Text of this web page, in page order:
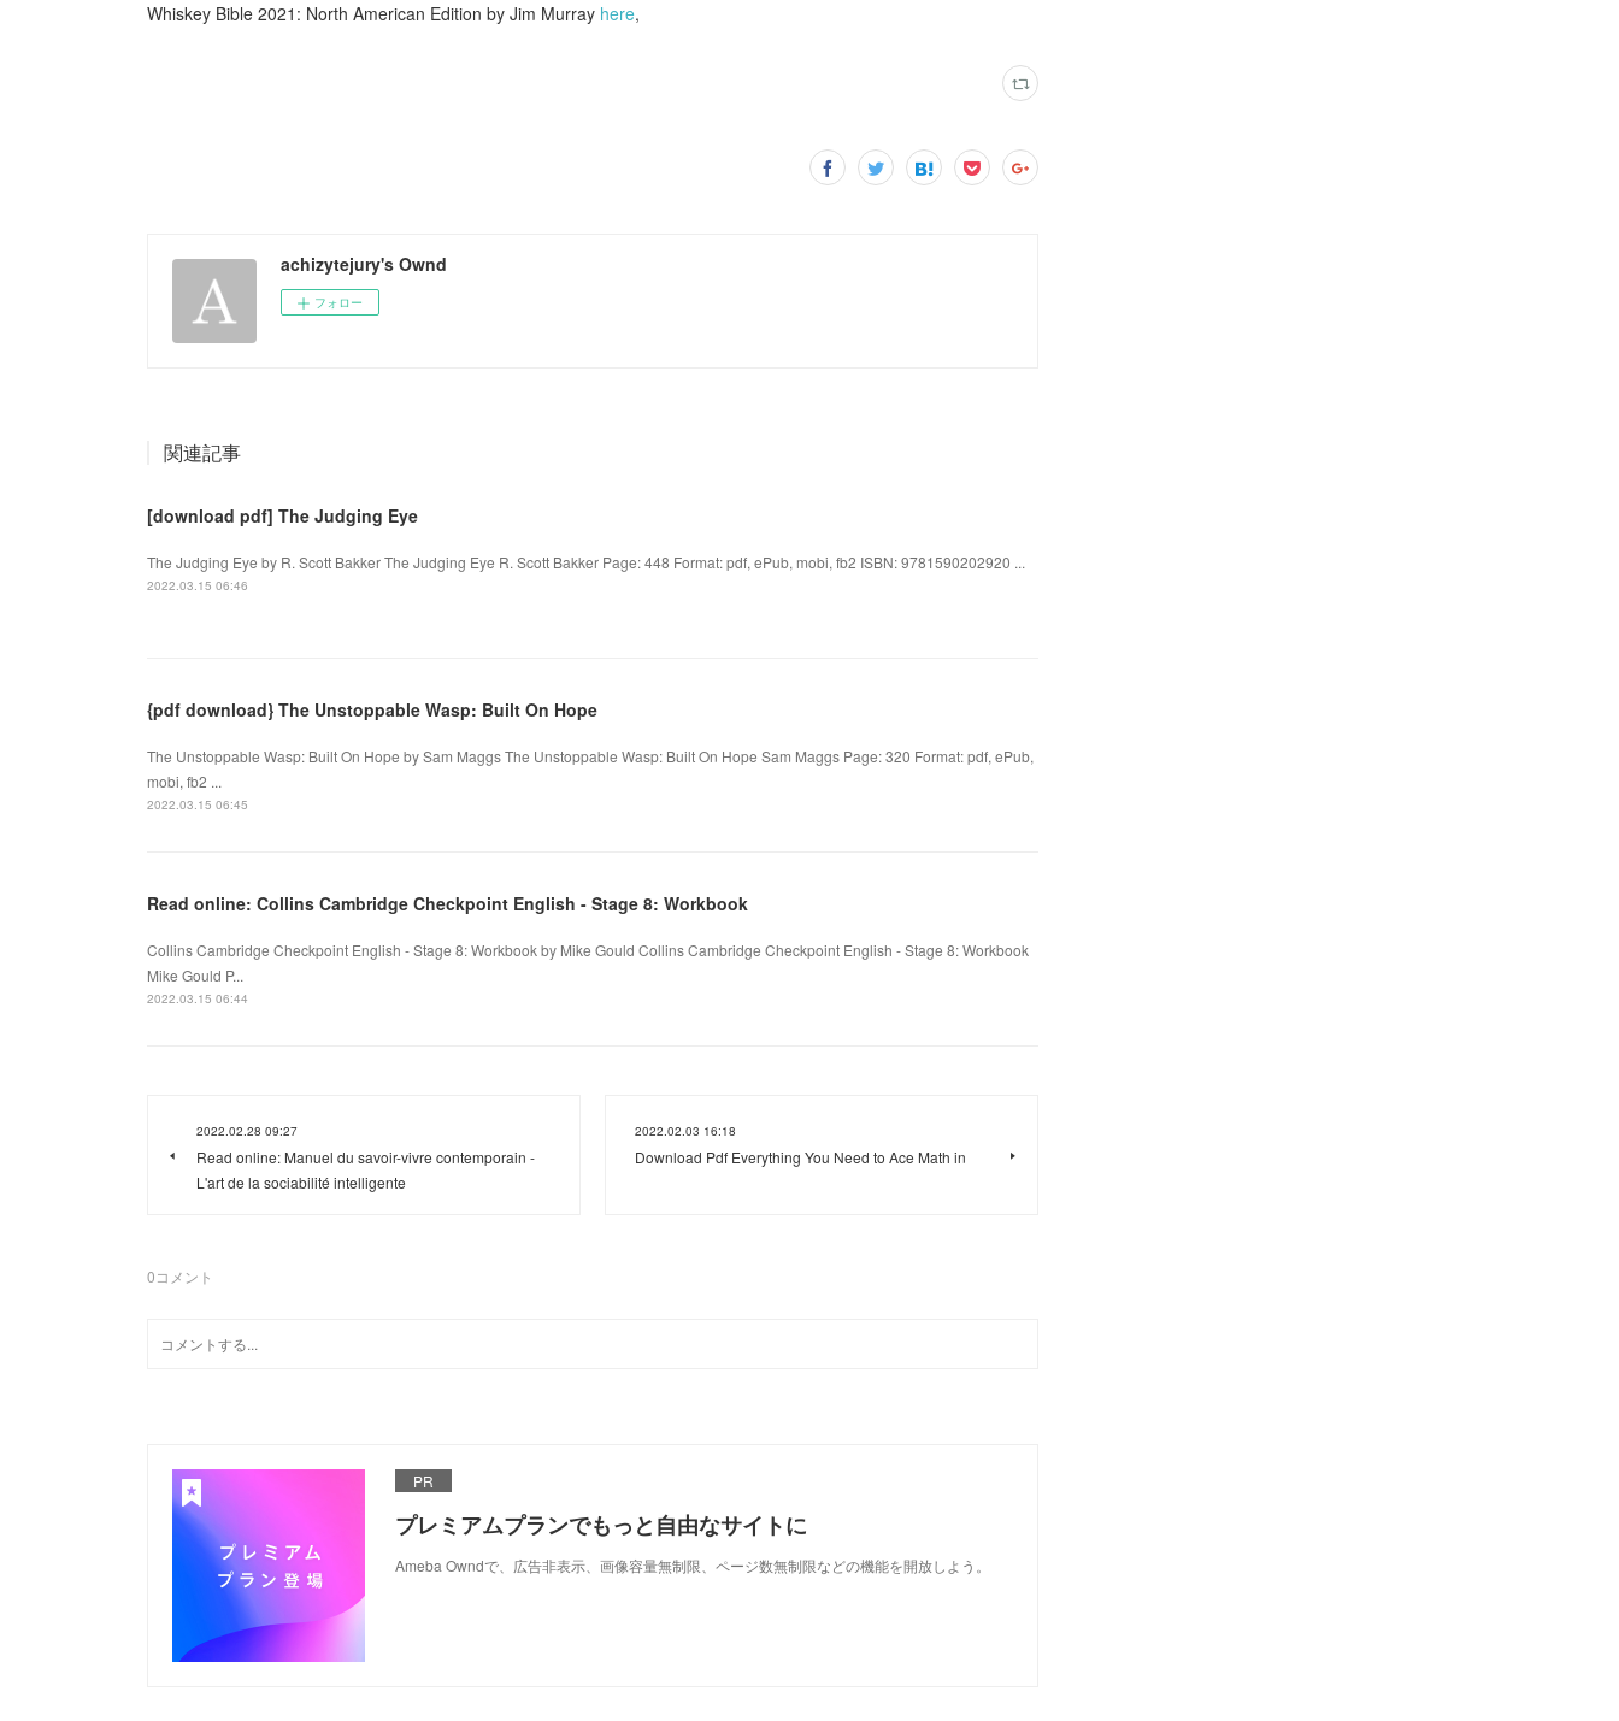
Whiskey Bible 2021: North American Edition by Jim Murray here,
achizytejury's Ownd
フォロー
関連記事
[download pdf] The Judging Eye
The Judging Eye by R. Scott Bakker The Judging Eye R. Scott Bakker Page: 448 Format: pdf, ePub, mobi, fb2 ISBN: 9781590202920 ...
2022.03.15 06:46
{pdf download} The Unstoppable Wasp: Built On Hope
The Unstoppable Wasp: Built On Hope by Sam Maggs The Unstoppable Wasp: Built On Hope Sam Maggs Page: 320 Format: pdf, ePub,
mobi, fb2 ...
2022.03.15 06:45
Read online: Collins Cambridge Checkpoint English - Stage 8: Workbook
Collins Cambridge Checkpoint English - Stage 8: Workbook by Mike Gould Collins Cambridge Checkpoint English - Stage 8: Workbook
Mike Gould P...
2022.03.15 06:44
2022.02.28 09:27
Read online: Manuel du savoir-vivre contemporain -
L'art de la sociabilité intelligente
2022.02.03 16:18
Download Pdf Everything You Need to Ace Math in
0コメント
PR
プレミアムプランでもっと自由なサイトに
Ameba Owndで、広告非表示、画像容量無制限、ページ数無制限などの機能を開放しよう。